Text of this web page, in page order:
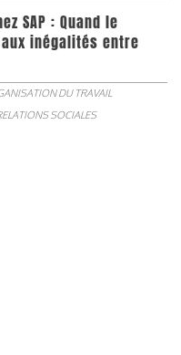
SAP : Quand le
inégalités entre
DU TRAVAIL
SOCIALES